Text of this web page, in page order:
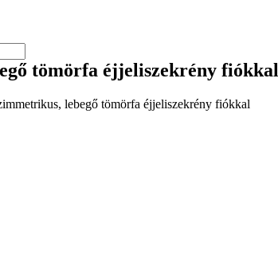
tömörfa éjjeliszekrény fiókkal
lebegő tömörfa éjjeliszekrény fiókkal